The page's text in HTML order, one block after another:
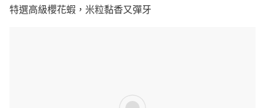
特選高級櫻花蝦，米粒黏香又彈牙